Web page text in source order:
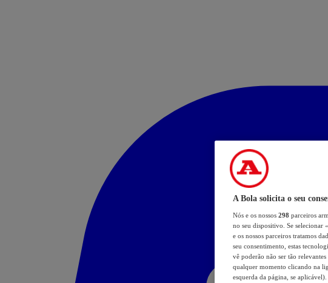
A Bola solicita o seu
Nós e os nossos 298 parceiros
no seu dispositivo. Se selecionar
e os nossos parceiros tratamos
seu consentimento, estas
vê poderão não ser tão
qualquer momento clicando na
esquerda da página, se